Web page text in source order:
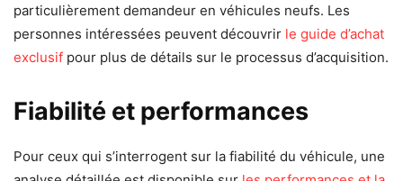
particulièrement demandeur en véhicules neufs. Les
personnes intéressées peuvent découvrir le guide d’achat
exclusif pour plus de détails sur le processus d’acquisition.
Fiabilité et performances
Pour ceux qui s’interrogent sur la fiabilité du véhicule, une